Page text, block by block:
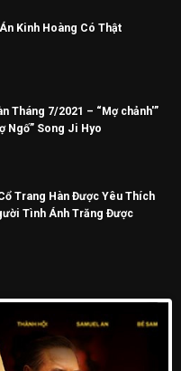
Kinh Hoàng Có Thật
Tháng 7/2021 – “Mợ chảnh'”
Ngố” Song Ji Hyo
Trang Hàn Được Yêu Thích
Tình Ánh Trăng Được